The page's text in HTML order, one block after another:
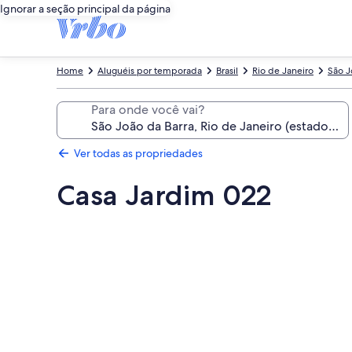
Ignorar a seção principal da página
São
Rio de Janeiro
Brasil
Aluguéis por temporada
Home
Para onde você vai?
Ver todas as propriedades
Casa Jardim 022